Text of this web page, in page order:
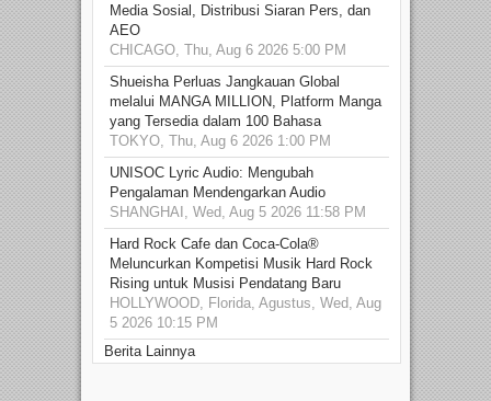
Media Sosial, Distribusi Siaran Pers, dan
AEO
CHICAGO, Thu, Aug 6 2026 5:00 PM
Shueisha Perluas Jangkauan Global
melalui MANGA MILLION, Platform Manga
yang Tersedia dalam 100 Bahasa
TOKYO, Thu, Aug 6 2026 1:00 PM
UNISOC Lyric Audio: Mengubah
Pengalaman Mendengarkan Audio
SHANGHAI, Wed, Aug 5 2026 11:58 PM
Hard Rock Cafe dan Coca-Cola®
Meluncurkan Kompetisi Musik Hard Rock
Rising untuk Musisi Pendatang Baru
HOLLYWOOD, Florida, Agustus, Wed, Aug
5 2026 10:15 PM
Berita Lainnya